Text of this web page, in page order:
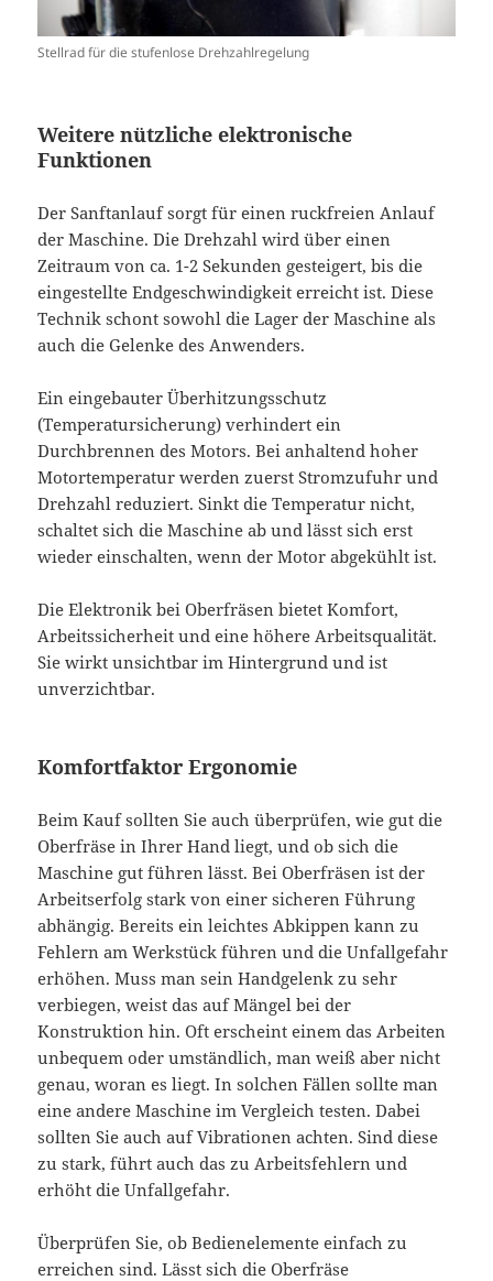
Stellrad für die stufenlose Drehzahlregelung
Weitere nützliche elektronische
Funktionen
Der Sanftanlauf sorgt für einen ruckfreien Anlauf
der Maschine. Die Drehzahl wird über einen
Zeitraum von ca. 1-2 Sekunden gesteigert, bis die
eingestellte Endgeschwindigkeit erreicht ist. Diese
Technik schont sowohl die Lager der Maschine als
auch die Gelenke des Anwenders.
Ein eingebauter Überhitzungsschutz
(Temperatursicherung) verhindert ein
Durchbrennen des Motors. Bei anhaltend hoher
Motortemperatur werden zuerst Stromzufuhr und
Drehzahl reduziert. Sinkt die Temperatur nicht,
schaltet sich die Maschine ab und lässt sich erst
wieder einschalten, wenn der Motor abgekühlt ist.
Die Elektronik bei Oberfräsen bietet Komfort,
Arbeitssicherheit und eine höhere Arbeitsqualität.
Sie wirkt unsichtbar im Hintergrund und ist
unverzichtbar.
Komfortfaktor Ergonomie
Beim Kauf sollten Sie auch überprüfen, wie gut die
Oberfräse in Ihrer Hand liegt, und ob sich die
Maschine gut führen lässt. Bei Oberfräsen ist der
Arbeitserfolg stark von einer sicheren Führung
abhängig. Bereits ein leichtes Abkippen kann zu
Fehlern am Werkstück führen und die Unfallgefahr
erhöhen. Muss man sein Handgelenk zu sehr
verbiegen, weist das auf Mängel bei der
Konstruktion hin. Oft erscheint einem das Arbeiten
unbequem oder umständlich, man weiß aber nicht
genau, woran es liegt. In solchen Fällen sollte man
eine andere Maschine im Vergleich testen. Dabei
sollten Sie auch auf Vibrationen achten. Sind diese
zu stark, führt auch das zu Arbeitsfehlern und
erhöht die Unfallgefahr.
Überprüfen Sie, ob Bedienelemente einfach zu
erreichen sind. Lässt sich die Oberfräse